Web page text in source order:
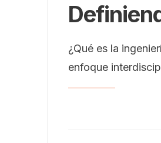
¿Qué es la
enfoque